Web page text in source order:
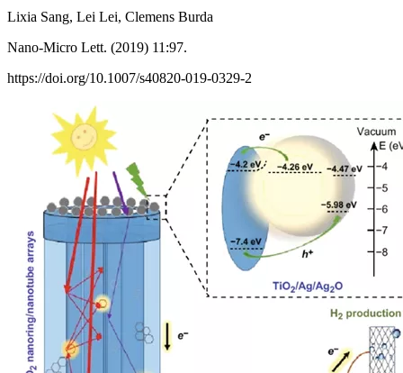
Lixia Sang, Lei Lei, Clemens Burda
Nano-Micro Lett. (2019) 11:97.
https://doi.org/10.1007/s40820-019-0329-2